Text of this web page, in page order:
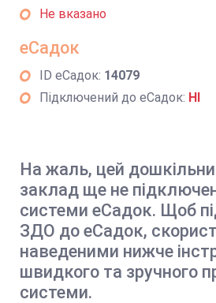
Не вказано
еСадок
ID еСадок: 14079
Підключений до еСадок: НІ
На жаль, цей
заклад ще не
системи еСадок. Щоб
ЗДО до еСадок,
наведеними нижче
швидкого та зручного
системи.